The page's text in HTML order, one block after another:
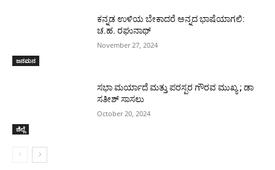
ಜನಮನ
ಕನ್ನಡ ಉಳಿಯ ಬೇಕಾದರೆ ಅನ್ನದ ಭಾಷೆಯಾಗಲಿ:
ಚ.ಹ. ರಘುನಾಥ್
November 27, 2024
ಜಿಲ್ಲೆ
ಸಭಾ ಮರ್ಯಾದೆ ಮತ್ತು ಪರಸ್ಪರ ಗೌರವ ಮುಖ್ಯ ; ಡಾ
ಸತೀಶ್ ಸಾಸಲು
October 20, 2024